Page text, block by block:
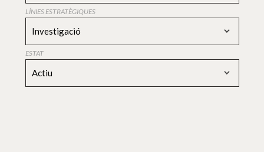
LÍNIES ESTRATÈGIQUES
Investigació
ESTAT
Actiu